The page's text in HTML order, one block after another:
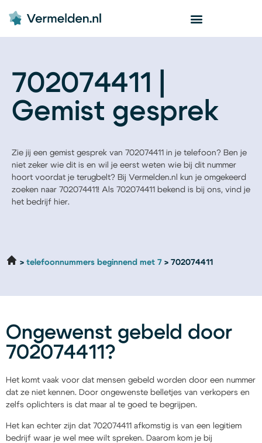
702074411 |
Gemist gesprek
Zie jij een gemist gesprek van 702074411 in je telefoon? Ben je
niet zeker wie dit is en wil je eerst weten wie bij dit nummer
hoort voordat je terugbelt? Bij Vermelden.nl kun je omgekeerd
zoeken naar 702074411! Als 702074411 bekend is bij ons, vind je
het bedrijf hier.
telefoonnummers beginnend met 7 702074411
Ongewenst gebeld door
702074411?
Het komt vaak voor dat mensen gebeld worden door een nummer
dat ze niet kennen. Door ongewenste belletjes van verkopers en
zelfs oplichters is dat maar al te goed te begrijpen.
Het kan echter zijn dat 702074411 afkomstig is van een legitiem
bedrijf waar je wel mee wilt spreken. Daarom kom je bij